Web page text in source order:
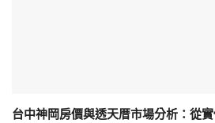
台中神岡房價與透天厝市場分析：從